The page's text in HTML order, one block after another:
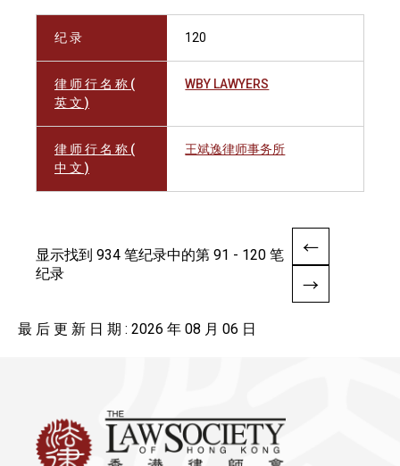
纪 录 120
律 师 行 名 称 (
英 文 )
WBY LAWYERS
律 师 行 名 称 (
中 文 )
王斌逸律师事务所
显示找到 934 笔纪录中的第 91 - 120 笔
纪录
最 后 更 新 日 期 : 2026 年 08 月 06 日